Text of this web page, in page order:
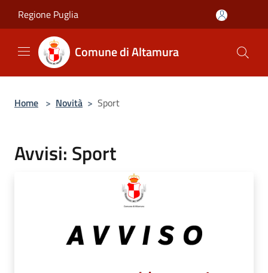
Regione Puglia
Comune di Altamura
Home > Novità > Sport
Avvisi: Sport